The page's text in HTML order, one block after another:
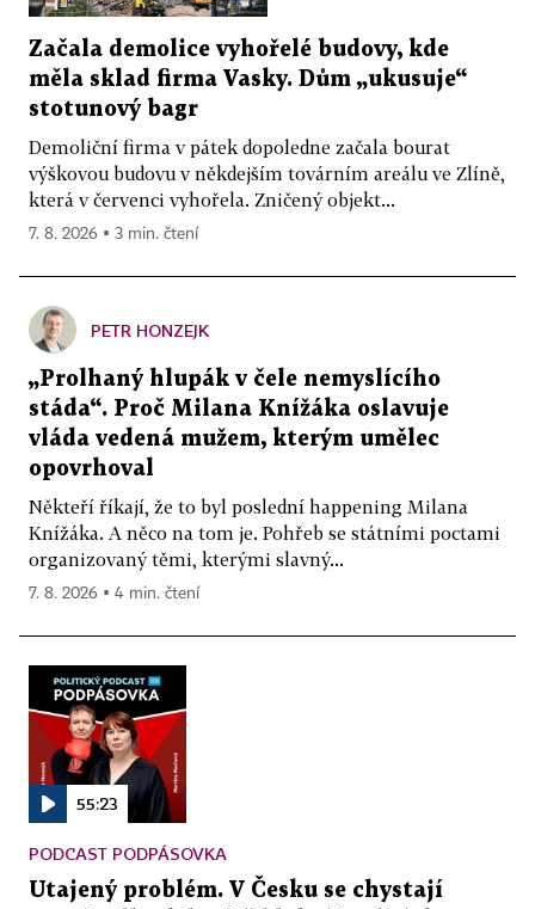
Začala demolice vyhořelé budovy, kde
měla sklad firma Vasky. Dům „ukusuje“
stotunový bagr
Demoliční firma v pátek dopoledne začala bourat
výškovou budovu v někdejším továrním areálu ve Zlíně,
která v červenci vyhořela. Zničený objekt...
7. 8. 2026 ▪ 3 min. čtení
PETR HONZEJK
„Prolhaný hlupák v čele nemyslícího
stáda“. Proč Milana Knížáka oslavuje
vláda vedená mužem, kterým umělec
opovrhoval
Někteří říkají, že to byl poslední happening Milana
Knížáka. A něco na tom je. Pohřeb se státními poctami
organizovaný těmi, kterými slavný...
7. 8. 2026 ▪ 4 min. čtení
55:23
PODCAST PODPÁSOVKA
Utajený problém. V Česku se chystají